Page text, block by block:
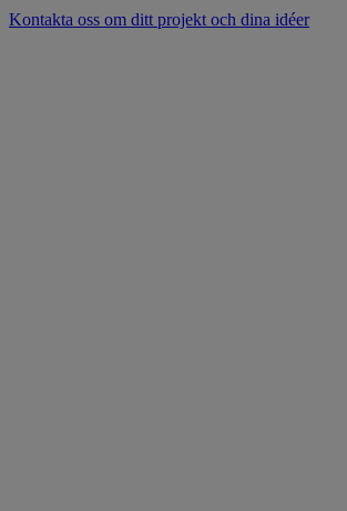
Kontakta oss om ditt projekt och dina idéer